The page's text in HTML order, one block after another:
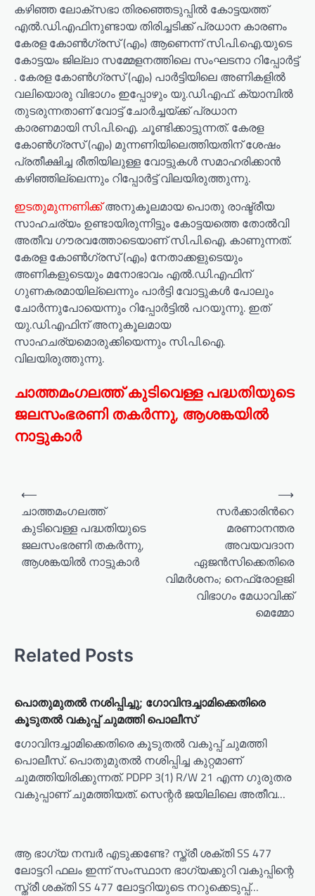
കഴിഞ്ഞ ലോക്‌സഭാ തിരഞ്ഞെടുപ്പിൽ കോട്ടയത്ത്
എൽ.ഡി.എഫിനുണ്ടായ തിരിച്ചടിക്ക് പ്രധാന കാരണം
കേരള കോൺഗ്രസ് (എം) ആണെന്ന് സി.പി.ഐ.യുടെ
കോട്ടയം ജില്ലാ സമ്മേളനത്തിലെ സംഘടനാ റിപ്പോർട്ട്
. കേരള കോൺഗ്രസ് (എം) പാർട്ടിയിലെ അണികളിൽ
വലിയൊരു വിഭാഗം ഇപ്പോഴും യു.ഡി.എഫ്. ക്യാമ്പിൽ
തുടരുന്നതാണ് വോട്ട് ചോർച്ചയ്ക്ക് പ്രധാന
കാരണമായി സി.പി.ഐ. ചൂണ്ടിക്കാട്ടുന്നത്. കേരള
കോൺഗ്രസ് (എം) മുന്നണിയിലെത്തിയതിന് ശേഷം
പ്രതീക്ഷിച്ച രീതിയിലുള്ള വോട്ടുകൾ സമാഹരിക്കാൻ
കഴിഞ്ഞില്ലെന്നും റിപ്പോർട്ട് വിലയിരുത്തുന്നു.
ഇടതുമുന്നണിക്ക്അനുകൂലമായ പൊതു രാഷ്ട്രീയ
സാഹചര്യം ഉണ്ടായിരുന്നിട്ടും കോട്ടയത്തെ തോൽവി
അതീവ ഗൗരവത്തോടെയാണ് സി.പി.ഐ. കാണുന്നത്.
കേരള കോൺഗ്രസ് (എം) നേതാക്കളുടെയും
അണികളുടെയും മനോഭാവം എൽ.ഡി.എഫിന്
ഗുണകരമായില്ലെന്നും പാർട്ടി വോട്ടുകൾ പോലും
ചോർന്നുപോയെന്നും റിപ്പോർട്ടിൽ പറയുന്നു. ഇത്
യു.ഡി.എഫിന് അനുകൂലമായ
സാഹചര്യമൊരുക്കിയെന്നും സി.പി.ഐ.
വിലയിരുത്തുന്നു.
ചാത്തമംഗലത്ത് കുടിവെള്ള പദ്ധതിയുടെ
ജലസംഭരണി തകർന്നു, ആശങ്കയിൽ
നാട്ടുകാർ
⟵
ചാത്തമംഗലത്ത്
കുടിവെള്ള പദ്ധതിയുടെ
ജലസംഭരണി തകർന്നു,
ആശങ്കയിൽ നാട്ടുകാർ
സര്‍ക്കാരിന്‍റെ
മരണാനന്തര
അവയവദാന
ഏജന്‍സിക്കെതിരെ
വിമര്‍ശനം; നെഫ്രോളജി
വിഭാഗം മേധാവിക്ക്
മെമ്മോ
⟶
Related Posts
പൊതുമുതൽ നശിപ്പിച്ചു; ഗോവിന്ദച്ചാമിക്കെതിരെ
കൂടുതൽ വകുപ്പ് ചുമത്തി പൊലീസ്
ഗോവിന്ദച്ചാമിക്കെതിരെ കൂടുതൽ വകുപ്പ് ചുമത്തി
പൊലീസ്. പൊതുമുതൽ നശിപ്പിച്ച കുറ്റമാണ്
ചുമത്തിയിരിക്കുന്നത്. PDPP 3(1) R/W 21 എന്ന ഗുരുതര
വകുപ്പാണ് ചുമത്തിയത്. സെന്റർ ജയിലിലെ അതീവ…
ആ ഭാ​ഗ്യ നമ്പർ എടുക്കണ്ടേ? സ്ത്രീ ശക്തി SS 477
ലോട്ടറി ഫലം ഇന്ന് സംസ്ഥാന ഭാഗ്യക്കുറി വകുപ്പിന്റെ
സ്ത്രീ ശക്തി SS 477 ലോട്ടറിയുടെ നറുക്കെടുപ്പ്…